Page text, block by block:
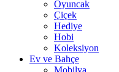
Oyuncak
Çiçek
Hediye
Hobi
Koleksiyon
Ev ve Bahçe
Mobilya